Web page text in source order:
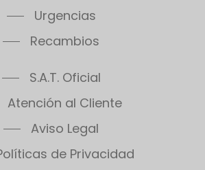
Urgencias
Recambios
S.A.T. Oficial
Atención al Cliente
Aviso Legal
de Privacidad